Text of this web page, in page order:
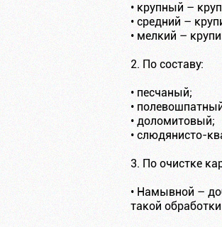
• крупный –
• средний –
• мелкий –
2. По составу:
• песчаный;
•
• доломитовый;
• слюдянисто-
3. По очистке
• Намывной –
такой